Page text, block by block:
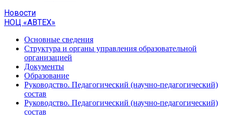
Новости
НОЦ «АВТЕХ»
Основные сведения
Структура и органы управления образовательной
организацией
Документы
Образование
Руководство. Педагогический (научно-педагогический)
состав
Руководство. Педагогический (научно-педагогический)
состав